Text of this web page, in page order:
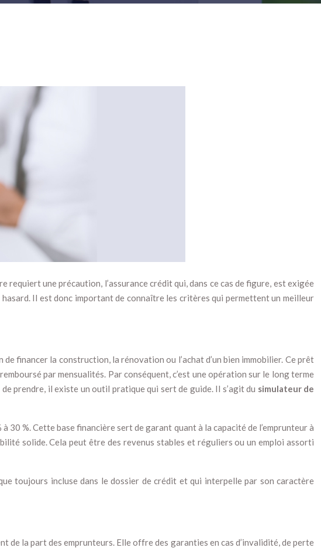
une précaution, l’assurance crédit qui, dans ce cas de figure, est exigée
Il est donc important de connaître les critères qui permettent un meilleur
financer la construction, la rénovation ou l’achat d’un bien immobilier. Ce prêt
par mensualités. Par conséquent, c’est une opération sur le long terme
prendre, il existe un outil pratique qui sert de guide. Il s’agit du simulateur de
%. Cette base financière sert de garant quant à la capacité de l’emprunteur à
solide. Cela peut être des revenus stables et réguliers ou un emploi assorti
toujours incluse dans le dossier de crédit et qui interpelle par son caractère
de la part des emprunteurs. Elle offre des garanties en cas d’invalidité, de perte